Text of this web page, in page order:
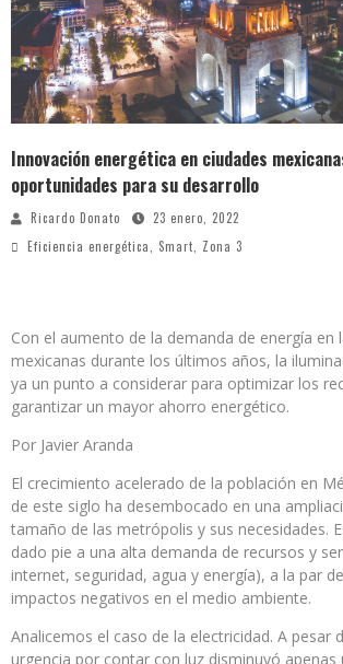
Innovación energética en ciudades
oportunidades para su desarrollo
Ricardo Donato
23 enero, 2022
Eficiencia energética, Smart, Zona 3
Con el aumento de la demanda de energía en
mexicanas durante los últimos años, la
ya un punto a considerar para optimizar los
garantizar un mayor ahorro energético.
Por Javier Aranda
El crecimiento acelerado de la población en
de este siglo ha desembocado en una
tamaño de las metrópolis y sus necesidades.
dado pie a una alta demanda de recursos y
internet, seguridad, agua y energía), a la par
impactos negativos en el medio ambiente.
Analicemos el caso de la electricidad. A pesar
urgencia por contar con luz disminuyó apenas